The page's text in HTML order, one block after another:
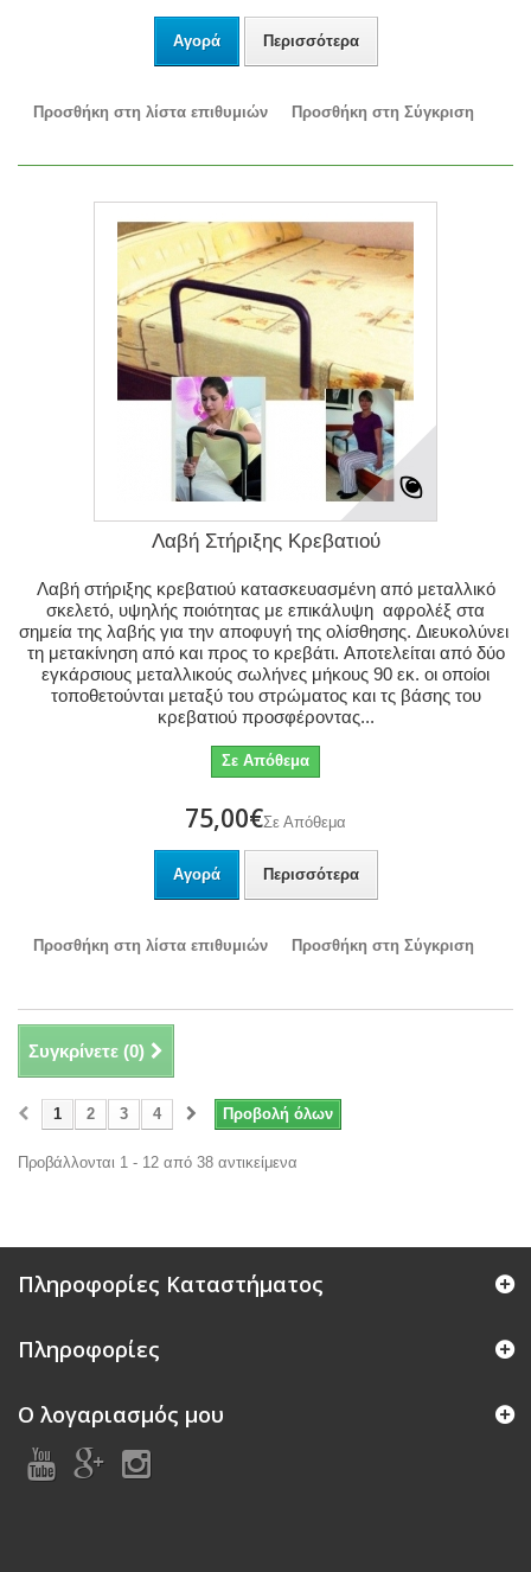
Αγορά Περισσότερα
Προσθήκη στη λίστα επιθυμιών Προσθήκη στη Σύγκριση
Λαβή Στήριξης Κρεβατιού
Λαβή στήριξης κρεβατιού κατασκευασμένη από μεταλλικό
σκελετό, υψηλής ποιότητας με επικάλυψη αφρολέξ στα
σημεία της λαβής για την αποφυγή της ολίσθησης. Διευκολύνει
τη μετακίνηση από και προς το κρεβάτι. Αποτελείται από δύο
εγκάρσιους μεταλλικούς σωλήνες μήκους 90 εκ. οι οποίοι
τοποθετούνται μεταξύ του στρώματος και τς βάσης του
κρεβατιού προσφέροντας...
Σε Απόθεμα
75,00€Σε Απόθεμα
Αγορά Περισσότερα
Προσθήκη στη λίστα επιθυμιών Προσθήκη στη Σύγκριση
Συγκρίνετε (0)
Προβολή όλων
1 2 3 4
Προβάλλονται 1 - 12 από 38 αντικείμενα
Πληροφορίες Καταστήματος
Πληροφορίες
Ο λογαριασμός μου